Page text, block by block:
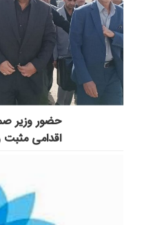
حضور وزیر
اقدامی